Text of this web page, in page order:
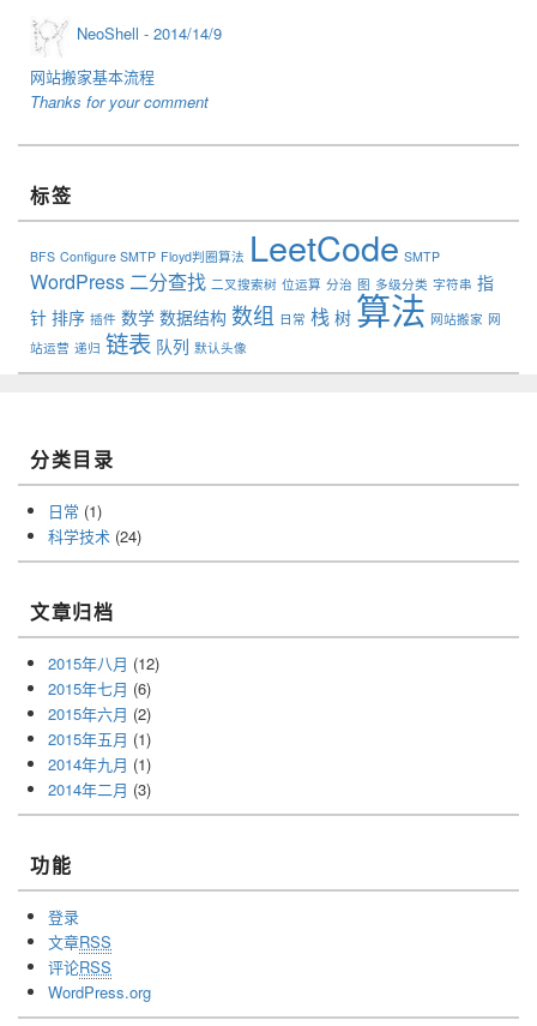
NeoShell - 2014/14/9
网站搬家基本流程
Thanks for your comment
标签
BFS Configure SMTP Floyd判圈算法 LeetCode SMTP
WordPress 二分查找 二叉搜索树 位运算 分治 图 多级分类 字符串 指
针 排序 插件 数学 数据结构 数组 日常 栈 树 算法 网站搬家 网
站运营 递归 链表 队列 默认头像
分类目录
日常 (1)
科学技术 (24)
文章归档
2015年八月 (12)
2015年七月 (6)
2015年六月 (2)
2015年五月 (1)
2014年九月 (1)
2014年二月 (3)
功能
登录
文章RSS
评论RSS
WordPress.org